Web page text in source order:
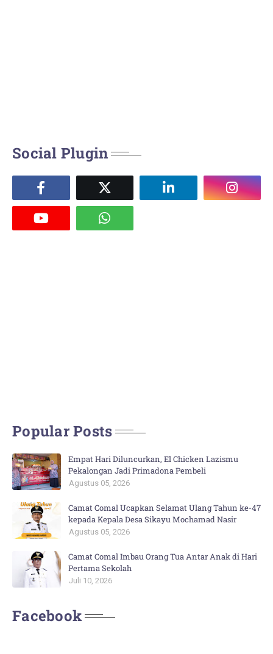
Social Plugin
Popular Posts
Empat Hari Diluncurkan, El Chicken Lazismu
Pekalongan Jadi Primadona Pembeli
Agustus 05, 2026
Camat Comal Ucapkan Selamat Ulang Tahun ke-47
kepada Kepala Desa Sikayu Mochamad Nasir
Agustus 05, 2026
Camat Comal Imbau Orang Tua Antar Anak di Hari
Pertama Sekolah
Juli 10, 2026
Facebook